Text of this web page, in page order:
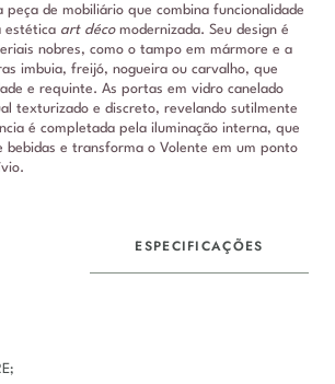
peça de mobiliário que combina funcionalidade
estética art décomodernizada. Seu design é
nobres, como o tampo em mármore e a
imbuia, freijó, nogueira ou carvalho, que
e requinte. As portas em vidro canelado
texturizado e discreto, revelando sutilmente
é completada pela iluminação interna, que
bebidas e transforma o Volente em um ponto
ESPECIFICAÇÕES